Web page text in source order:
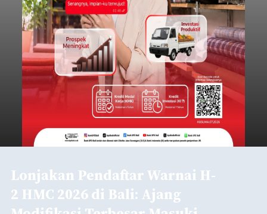
Lonjakan Pendaftar Warnai H-
2 HMC 2026 di Bali: Ajang